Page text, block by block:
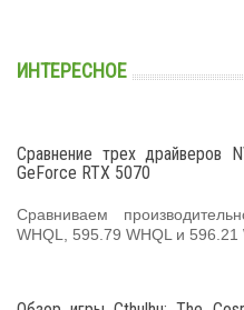
ИНТЕРЕСНОЕ
Сравнение трех драйверов
GeForce RTX 5070
Сравниваем
WHQL, 595.79 WHQL и 596.21